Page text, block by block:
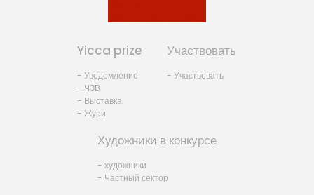
Yicca prize
- Уведомление
- ЧЗВ
- Выставка
- Жури
Участвовать
- Участвовать
Художники в конкурсе
- художники
- Частный сектор